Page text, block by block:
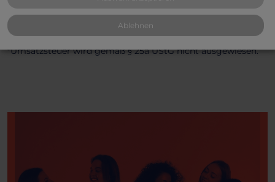
*Umsatzsteuer wird gemäß § 25a UStG nicht ausgewiesen.
Ablehnen